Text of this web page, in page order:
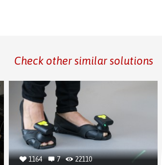
Check other similar solutions
1164 7 22110